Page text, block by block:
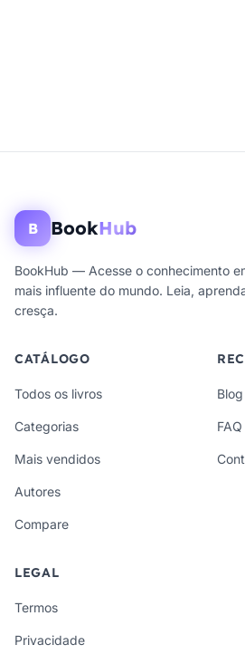
B BookHub
BookHub — Acesse o conhecimento
mais influente do mundo. Leia,
cresça.
CATÁLOGO
Todos os livros
Categorias
Mais vendidos
Autores
Compare
Blog
FAQ
LEGAL
Termos
Privacidade